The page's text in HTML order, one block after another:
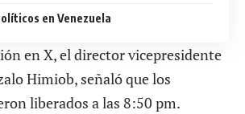
en Venezuela
en X, el director vicepresidente
Himiob, señaló que los
liberados a las 8:50 pm.